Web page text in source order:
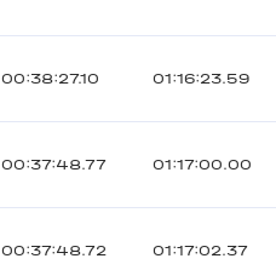
00:38:27.10 01:16:23.59
00:37:48.77 01:17:00.00
00:37:48.72 01:17:02.37